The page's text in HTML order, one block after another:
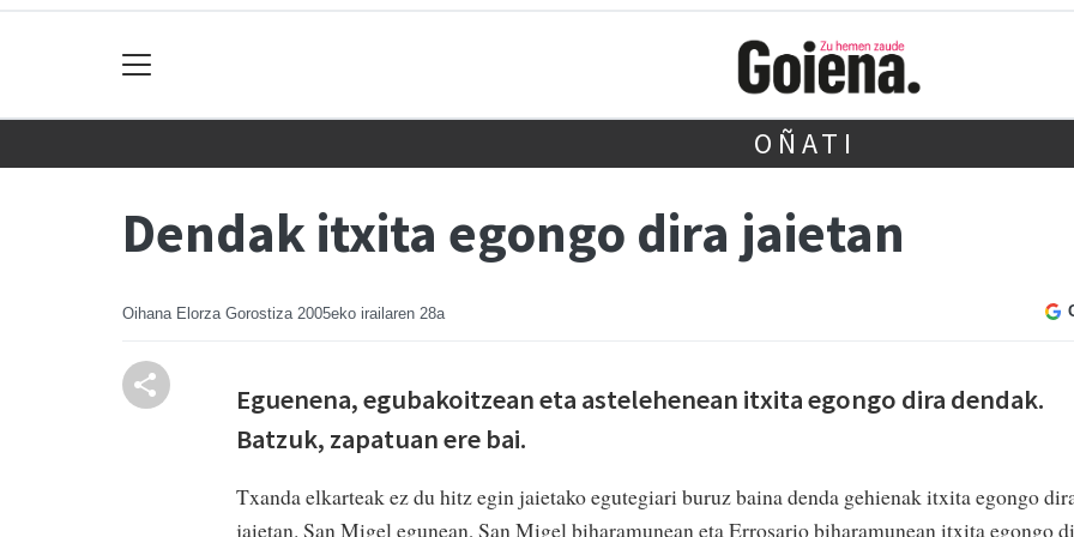
OÑATI
Dendak itxita egongo dira jaietan
Oihana Elorza Gorostiza 2005eko irailaren 28a
Eguenena, egubakoitzean eta astelehenean itxita egongo dira dendak.
Batzuk, zapatuan ere bai.
Txanda elkarteak ez du hitz egin jaietako egutegiari buruz baina denda gehienak itxita egongo
jaietan. San Migel egunean, San Migel biharamunean eta Errosario biharamunean itxita egongo